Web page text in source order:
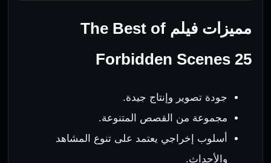
مميزات فيلم The Best of
Forbidden Scenes 25
جودة تصوير وإنتاج جيدة.
مجموعة من القصص المتنوعة.
أسلوب إخراجي يعتمد على تنوع المشاهد
والأحداث.